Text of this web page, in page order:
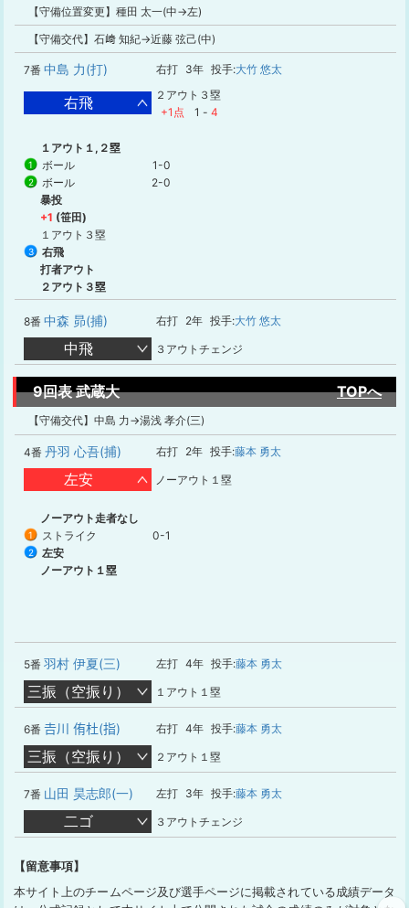
【守備位置変更】種田 太一(中→左)
【守備交代】石﨑 知紀→近藤 弦己(中)
7番 中島 力(打) 右打 3年 投手:大竹 悠太
右飛
２アウト３塁
+1点
1 - 4
１アウト１,２塁
1 ボール 1-0
2 ボール
2-0
暴投
+1 (笹田)
１アウト３塁
3
右飛
打者アウト
２アウト３塁
8番 中森 昴(捕) 右打 2年 投手:大竹 悠太
中飛 ３アウトチェンジ
9回表 武蔵大 TOPへ
【守備交代】中島 力→湯浅 孝介(三)
4番 丹羽 心吾(捕) 右打 2年 投手:藤本 勇太
左安 ノーアウト１塁
ノーアウト走者なし
1 ストライク 0-1
2
左安
ノーアウト１塁
5番 羽村 伊夏(三) 左打 4年 投手:藤本 勇太
三振（空振り） １アウト１塁
6番 𠮷川 侑杜(指) 右打 4年 投手:藤本 勇太
三振（空振り） ２アウト１塁
7番 山田 昊志郎(一) 左打 3年 投手:藤本 勇太
二ゴ ３アウトチェンジ
【留意事項】
本サイト上のチームページ及び選手ページに掲載されている成績データ